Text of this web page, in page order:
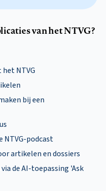
van het NTVG?
NTVG
bij een
NTVG-podcast
artikelen en dossiers
de AI-toepassing 'Ask